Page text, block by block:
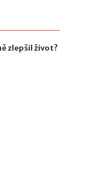
zlepšil život?